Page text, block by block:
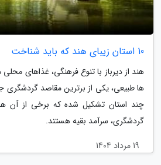
10 استان زیبای هند که باید شناخت
هند از دیرباز با تنوع فرهنگی، غذاهای
ها طبیعی، یکی از برترین مقاصد گردشگری
چند استان تشکیل شده که برخی از آن
گردشگری، سرآمد بقیه هستند.
19 مرداد 1404